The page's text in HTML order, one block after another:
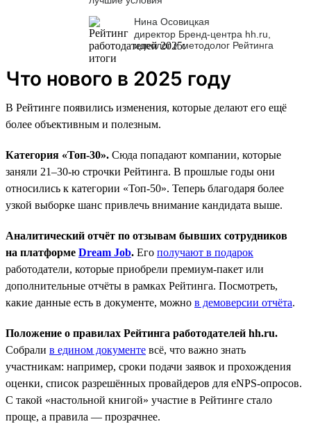
Нина Осовицкая
директор Бренд-центра hh.ru,
идеолог и методолог Рейтинга
Что нового в 2025 году
В Рейтинге появились изменения, которые делают его ещё
более объективным и полезным.
Категория «Топ-30». Сюда попадают компании, которые
заняли 21–30-ю строчки Рейтинга. В прошлые годы они
относились к категории «Топ-50». Теперь благодаря более
узкой выборке шанс привлечь внимание кандидата выше.
Аналитический отчёт по отзывам бывших сотрудников
на платформе Dream Job. Его получают в подарок
работодатели, которые приобрели премиум-пакет или
дополнительные отчёты в рамках Рейтинга. Посмотреть,
какие данные есть в документе, можно в демоверсии отчёта.
Положение о правилах Рейтинга работодателей hh.ru.
Собрали в едином документе всё, что важно знать
участникам: например, сроки подачи заявок и прохождения
оценки, список разрешённых провайдеров для eNPS-опросов.
С такой «настольной книгой» участие в Рейтинге стало
проще, а правила — прозрачнее.